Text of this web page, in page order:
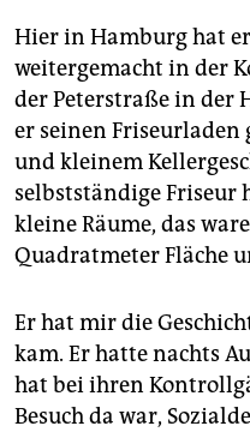
Hier in Hamburg hat
weitergemacht in der
der Peterstraße in der
er seinen
und kleinem
selbstständige Friseur
kleine Räume, das
Quadratmeter Fläche
Er hat mir die
kam. Er hatte nachts
hat bei ihren
Besuch da war,